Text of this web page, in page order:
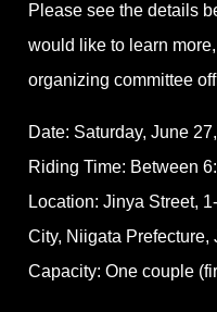
Please see the details
would like to learn
organizing committee
Date: Saturday, June
Riding Time: Between
Location: Jinya Street,
City, Niigata Prefecture,
Capacity: One couple